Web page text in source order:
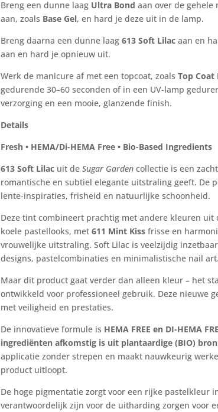
Breng een dunne laag Ultra Bond aan over de gehele
aan, zoals Base Gel, en hard je deze uit in de lamp.
Breng daarna een dunne laag613 Soft Lilac aan en
aan en hard je opnieuw uit.
Werk de manicure af met een topcoat, zoalsTop Coat
gedurende 30–60 seconden of in een UV-lamp
verzorging en een mooie, glanzende finish.
Details
Fresh • HEMA/Di-HEMA Free • Bio-Based Ingredients
613 Soft Lilac uit deSugar Garden collectie is een
romantische en subtiel elegante uitstraling geeft. De
lente-inspiraties, frisheid en natuurlijke schoonheid.
Deze tint combineert prachtig met andere kleuren uit
koele pastellooks, met611 Mint Kiss frisse en
vrouwelijke uitstraling. Soft Lilac is veelzijdig
designs, pastelcombinaties en minimalistische nail art.
Maar dit product gaat verder dan alleen kleur – het
ontwikkeld voor professioneel gebruik. Deze nieuwe
met veiligheid en prestaties.
De innovatieve formule is HEMA FREE en DI-HEMA
ingrediënten afkomstig is uit plantaardige (BIO)
applicatie zonder strepen en maakt nauwkeurig
product uitloopt.
De hoge pigmentatie zorgt voor een rijke pastelkleur
verantwoordelijk zijn voor de uitharding zorgen voor